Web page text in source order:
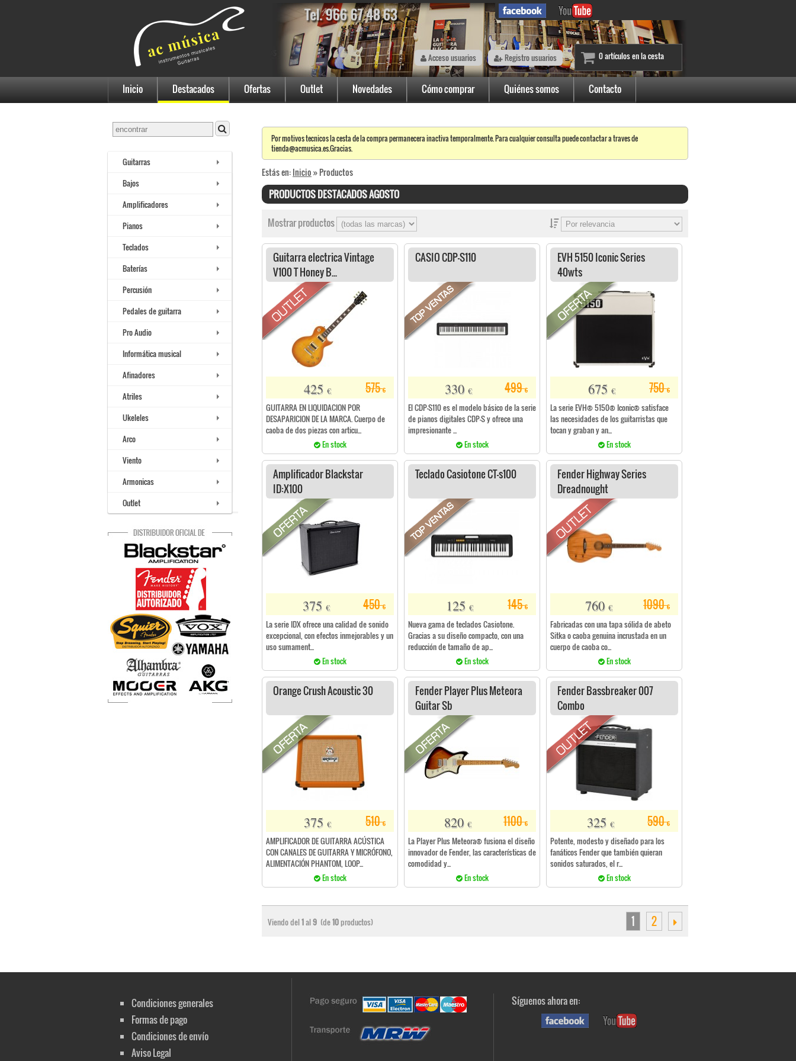
Acceso usuarios Registro usuarios 0 artículos en la cesta
Inicio Destacados Ofertas Outlet Novedades Cómo comprar Quiénes somos Contacto
Guitarras
Bajos
Amplificadores
Pianos
Teclados
Baterías
Percusión
Pedales de guitarra
Pro Audio
Informática musical
Afinadores
Atriles
Ukeleles
Arco
Viento
Armonicas
Outlet
Por motivos tecnicos la cesta de la compra permanecera inactiva temporalmente. Para cualquier consulta puede contactar a traves de
tienda@acmusica.es.Gracias.
Estás en:Inicio» Productos
PRODUCTOS DESTACADOS AGOSTO
Mostrar productos
Guitarra electrica Vintage
V100 T Honey B...
575€
425 €
GUITARRA EN LIQUIDACION POR
DESAPARICION DE LA MARCA. Cuerpo de
caoba de dos piezas con articu...
En stock
CASIO CDP-S110
499€
330 €
El CDP-S110 es el modelo básico de la serie
de pianos digitales CDP-S y ofrece una
impresionante ...
En stock
EVH 5150 Iconic Series
40wts
750€
675 €
La serie EVH® 5150® Iconic® satisface
las necesidades de los guitarristas que
tocan y graban y an...
En stock
Amplificador Blackstar
ID:X100
450€
375 €
La serie IDX ofrece una calidad de sonido
excepcional, con efectos inmejorables y un
uso sumament...
En stock
Teclado Casiotone CT-s100
145€
125 €
Nueva gama de teclados Casiotone.
Gracias a su diseño compacto, con una
reducción de tamaño de ap...
En stock
Fender Highway Series
Dreadnought
1090€
760 €
Fabricadas con una tapa sólida de abeto
Sitka o caoba genuina incrustada en un
cuerpo de caoba co...
En stock
Orange Crush Acoustic 30
510€
375 €
AMPLIFICADOR DE GUITARRA ACÚSTICA
CON CANALES DE GUITARRA Y MICRÓFONO,
ALIMENTACIÓN PHANTOM, LOOP...
En stock
Fender Player Plus Meteora
Guitar Sb
1100€
820 €
La Player Plus Meteora® fusiona el diseño
innovador de Fender, las características de
comodidad y...
En stock
Fender Bassbreaker 007
Combo
590€
325 €
Potente, modesto y diseñado para los
fanáticos Fender que también quieran
sonidos saturados, el r...
En stock
Viendo del1al9 (de10productos) 1 2
Condiciones generales
Formas de pago
Condiciones de envío
Aviso Legal
Síguenos ahora en: